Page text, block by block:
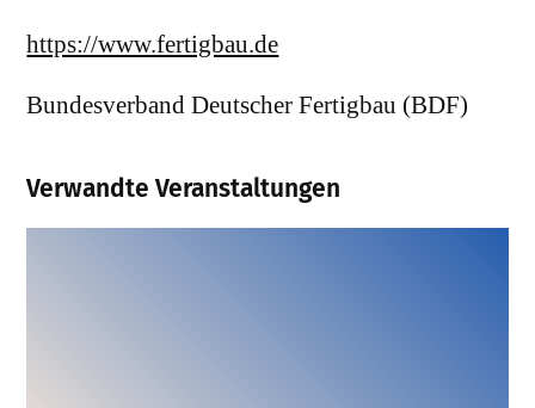
https://www.fertigbau.de
Bundesverband Deutscher Fertigbau (BDF)
Verwandte Veranstaltungen